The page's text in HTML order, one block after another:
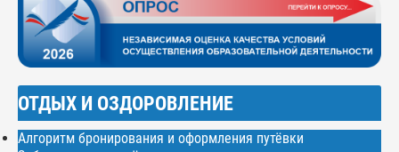
ОТДЫХ И ОЗДОРОВЛЕНИЕ
Алгоритм бронирования и оформления путёвки